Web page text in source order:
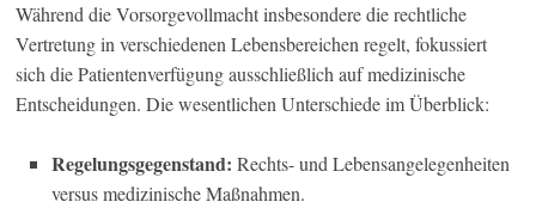
Während die Vorsorgevollmacht insbesondere die rechtliche
Vertretung in verschiedenen Lebensbereichen regelt, fokussiert
sich die Patientenverfügung ausschließlich auf medizinische
Entscheidungen. Die wesentlichen Unterschiede im Überblick:
Regelungsgegenstand: Rechts- und Lebensangelegenheiten
versus medizinische Maßnahmen.